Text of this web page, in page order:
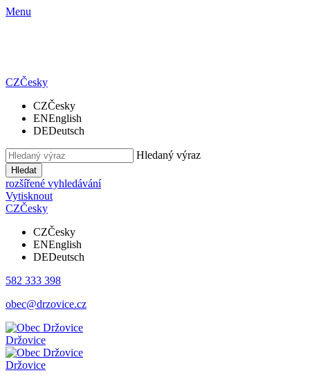
Menu
CZČesky
CZČesky
ENEnglish
DEDeutsch
Hledaný výraz
Hledat
rozšířené vyhledávání
Vytisknout
CZČesky
CZČesky
ENEnglish
DEDeutsch
582 333 398
obec@drzovice.cz
Držovice
Držovice